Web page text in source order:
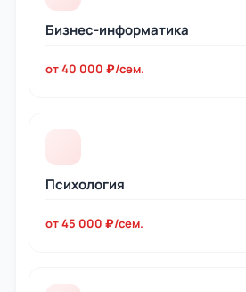
Бизнес-информатика
от 40 000 ₽/сем.
Психология
от 45 000 ₽/сем.